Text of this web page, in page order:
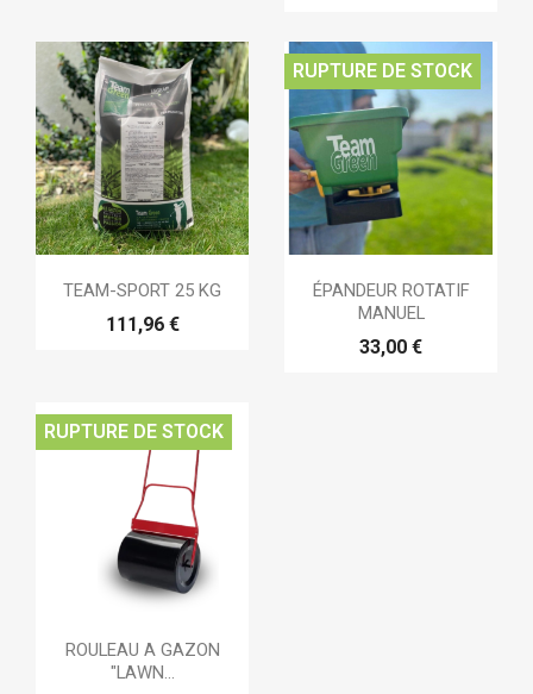
TEAM-SPORT 25 KG
111,96 €
ÉPANDEUR ROTATIF
MANUEL
33,00 €
RUPTURE DE STOCK
ROULEAU A GAZON
"LAWN...
RUPTURE DE STOCK